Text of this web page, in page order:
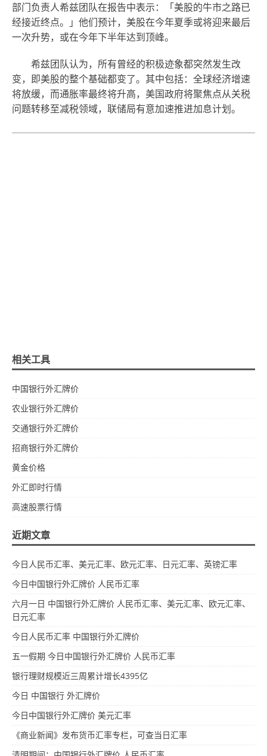
部门负责人希兹团队在报告中表示：「美股的牛市之路已
经接近终点。」他们预计，美股在今年夏季或将迎来最后
一次升势，或在今年下半年达到顶峰。
希兹团队认为，所有曾经的积极迹象都突然发生改
变，即美股的整个基础都变了。其中包括：全球经济增速
将放缓，而通胀率最终将升高，美国政府将聚焦点从关税
问题转移至减税领域，联储局有意加速推进加息计划。
相关工具
中国银行外汇牌价
农业银行外汇牌价
交通银行外汇牌价
招商银行外汇牌价
黄金价格
外汇即时行情
高速股票行情
近期文章
今日人民币汇率、美元汇率、欧元汇率、日元汇率、英镑汇率
今日中国银行外汇牌价 人民币汇率
六月一日 中国银行外汇牌价 人民币汇率、美元汇率、欧元汇率、
日元汇率
今日人民币汇率 中国银行外汇牌价
五一假期 今日中国银行外汇牌价 人民币汇率
银行理财规模近三周累计增长4395亿
今日 中国银行 外汇牌价
今日中国银行外汇牌价 美元汇率
《商业新闻》发布货币汇率专栏，可查当日汇率